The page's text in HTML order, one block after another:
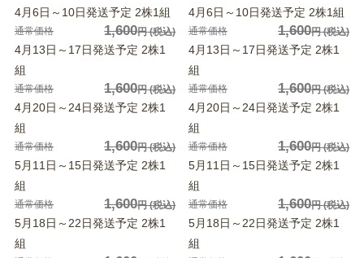
4月6日～10日発送予定 2株1組
通常価格 1,600円(税込)
4月13日～17日発送予定 2株1
組
通常価格 1,600円(税込)
4月20日～24日発送予定 2株1
組
通常価格 1,600円(税込)
5月11日～15日発送予定 2株1
組
通常価格 1,600円(税込)
5月18日～22日発送予定 2株1
組
4月6日～10日発送予定 2株1組
通常価格 1,600円(税込)
4月13日～17日発送予定 2株1
組
通常価格 1,600円(税込)
4月20日～24日発送予定 2株1
組
通常価格 1,600円(税込)
5月11日～15日発送予定 2株1
組
通常価格 1,600円(税込)
5月18日～22日発送予定 2株1
組